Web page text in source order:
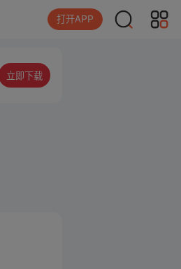
打开APP
立即下载